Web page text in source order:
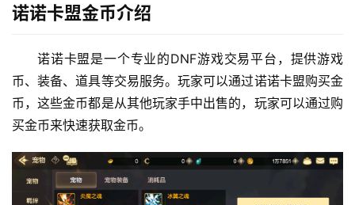
诺诺卡盟金币介绍
诺诺卡盟是一个专业的DNF游戏交易平台，提供游戏
币、装备、道具等交易服务。玩家可以通过诺诺卡盟购买金
币，这些金币都是从其他玩家手中出售的，玩家可以通过购
买金币来快速获取金币。